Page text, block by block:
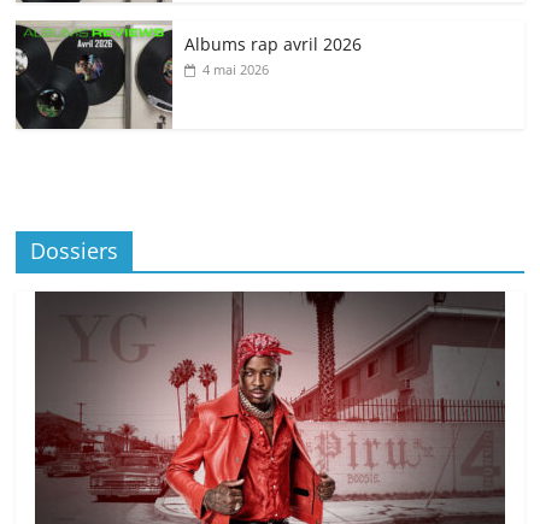
Albums rap avril 2026
4 mai 2026
Dossiers